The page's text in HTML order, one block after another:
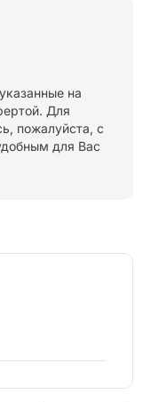
на
Для
пожалуйста, с
для Вас